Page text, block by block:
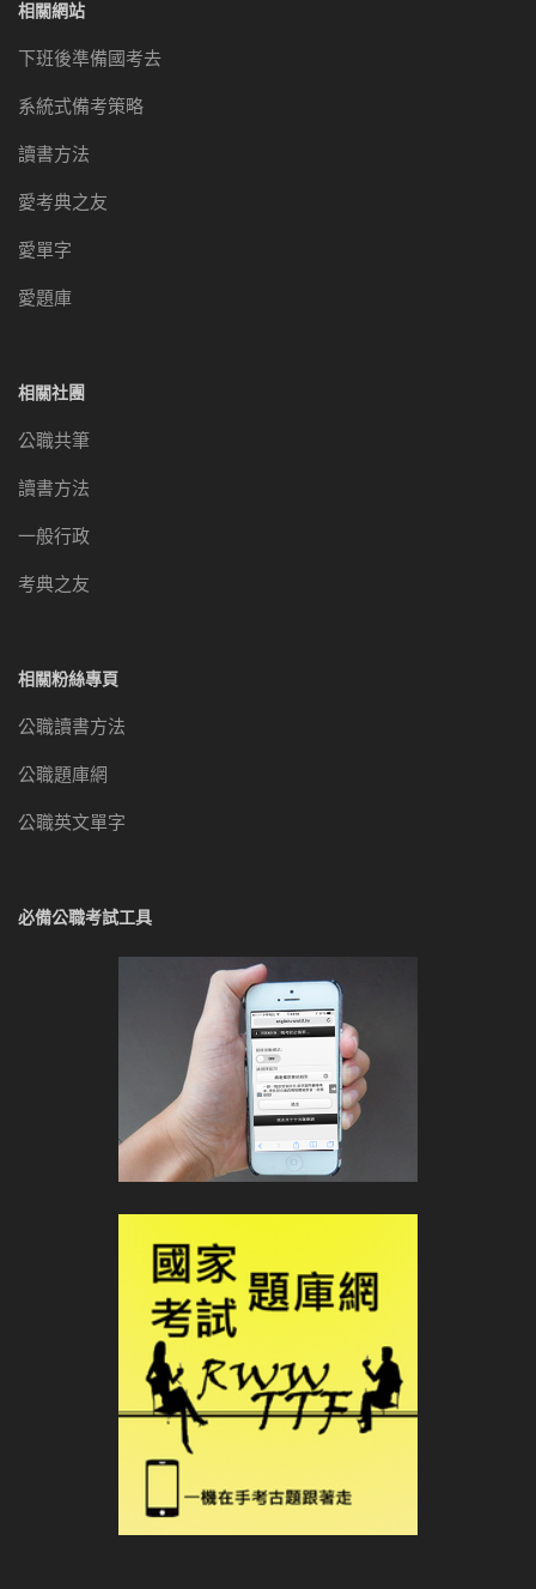
相關網站
下班後準備國考去
系統式備考策略
讀書方法
愛考典之友
愛單字
愛題庫
相關社團
公職共筆
讀書方法
一般行政
考典之友
相關粉絲專頁
公職讀書方法
公職題庫網
公職英文單字
必備公職考試工具